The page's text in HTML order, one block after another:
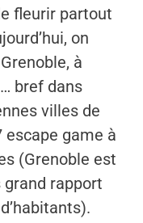
fleurir partout
on
à
bref dans
villes de
escape game à
(Grenoble est
grand rapport